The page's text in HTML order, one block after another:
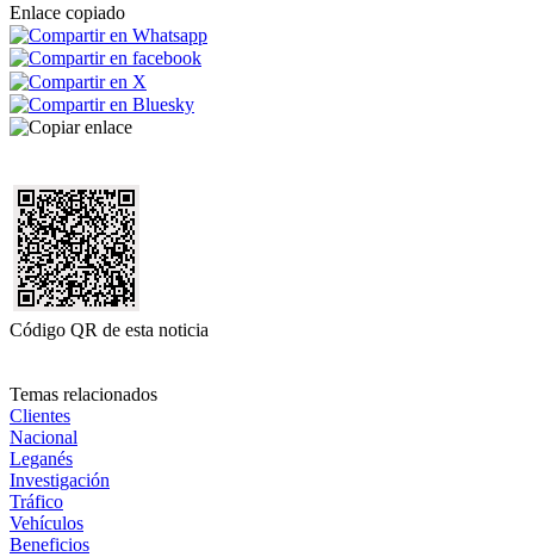
Enlace copiado
Código QR de esta noticia
Temas relacionados
Clientes
Nacional
Leganés
Investigación
Tráfico
Vehículos
Beneficios